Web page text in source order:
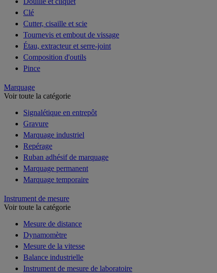
Clé
Cutter, cisaille et scie
Tournevis et embout de vissage
Étau, extracteur et serre-joint
Composition d'outils
Pince
Marquage
Voir toute la catégorie
Signalétique en entrepôt
Gravure
Marquage industriel
Repérage
Ruban adhésif de marquage
Marquage permanent
Marquage temporaire
Instrument de mesure
Voir toute la catégorie
Mesure de distance
Dynamomètre
Mesure de la vitesse
Balance industrielle
Instrument de mesure de laboratoire